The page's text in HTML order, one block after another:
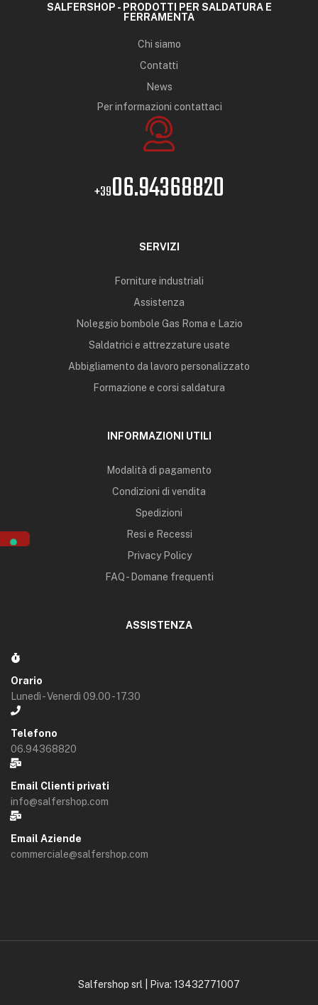
SALFERSHOP - PRODOTTI PER SALDATURA E
FERRAMENTA
Chi siamo
Contatti
News
Per informazioni contattaci
+3906.94368820
SERVIZI
Forniture industriali
Assistenza
Noleggio bombole Gas Roma e Lazio
Saldatrici e attrezzature usate
Abbigliamento da lavoro personalizzato
Formazione e corsi saldatura
INFORMAZIONI UTILI
Modalità di pagamento
Condizioni di vendita
Spedizioni
Resi e Recessi
Privacy Policy
FAQ - Domane frequenti
ASSISTENZA
Orario
Lunedì - Venerdì 09.00 - 17.30
Telefono
06.94368820
Email Clienti privati
info@salfershop.com
Email Aziende
commerciale@salfershop.com
Salfershop srl | Piva: 13432771007